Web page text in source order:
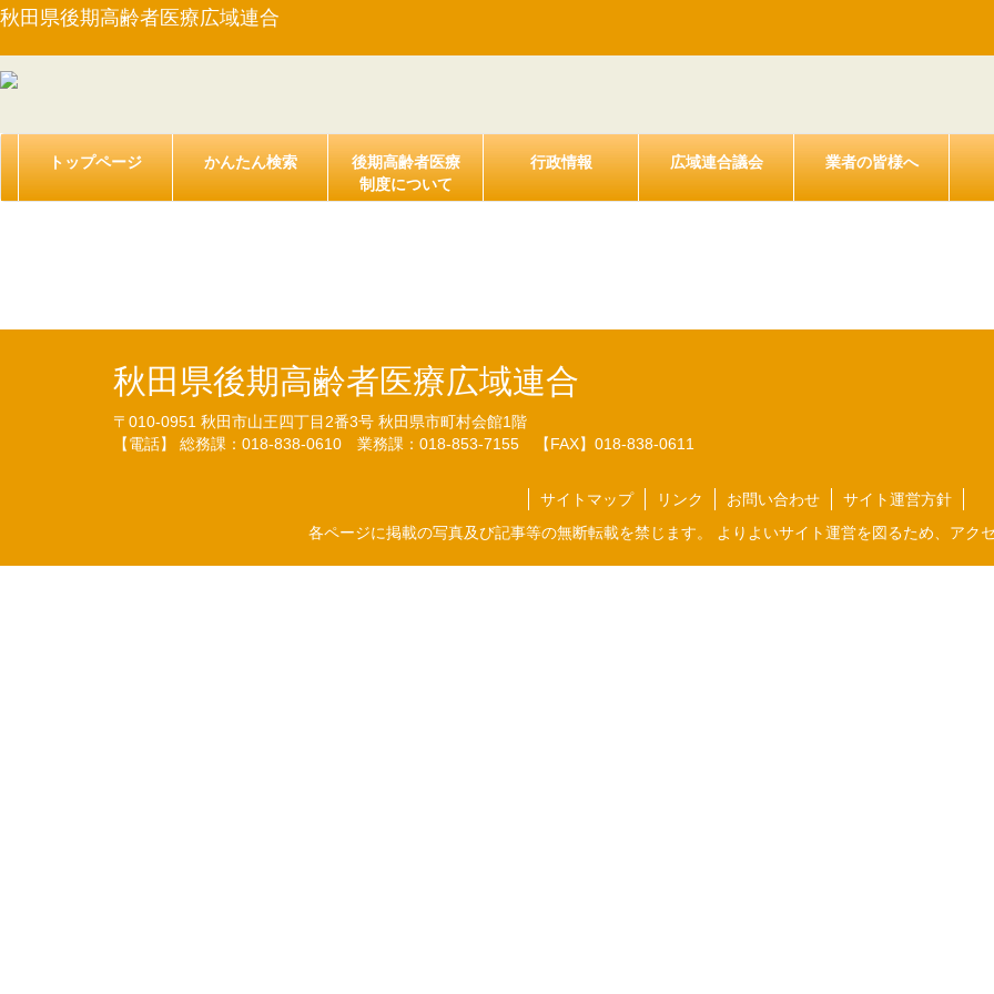
秋田県後期高齢者医療広域連合
トップページ かんたん検索
後期高齢者医療
制度について
行政情報 広域連合議会 業者の皆様へ
秋田県後期高齢者医療広域連合
〒010-0951 秋田市山王四丁目2番3号 秋田県市町村会館1階
【電話】 総務課：018-838-0610 業務課：018-853-7155 【FAX】018-838-0611
サイトマップ リンク お問い合わせ
サイト運営方針
各ページに掲載の写真及び記事等の無断転載を禁じます。 よりよいサイト運営を図るため、アク